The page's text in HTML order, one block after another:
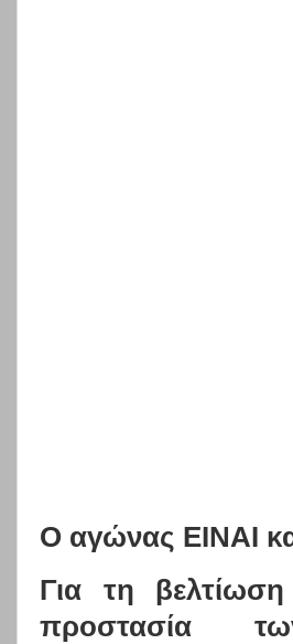
O αγώνας ΕΙΝΑΙ
Για τη
προστασία